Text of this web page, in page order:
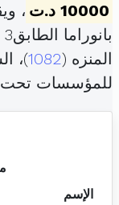
10000 د.ت
،
المنزه (1082)،
للمؤسسات تحت
الإسم